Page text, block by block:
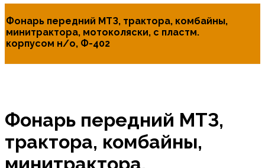
Фонарь передний МТЗ, трактора, комбайны,
минитрактора, мотоколяски, с пластм.
корпусом н/о, Ф-402
Фонарь передний МТЗ,
трактора, комбайны,